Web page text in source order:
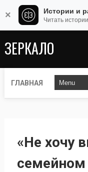
ЗЕРКАЛО
ГЛАВНАЯ
«Не хочу
семейном
× Истории и
Читать